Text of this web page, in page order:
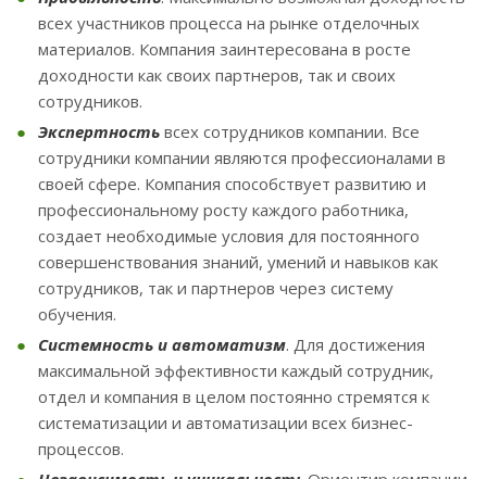
всех участников процесса на рынке отделочных
материалов. Компания заинтересована в росте
доходности как своих партнеров, так и своих
сотрудников.
Экспертность всех сотрудников компании. Все
сотрудники компании являются профессионалами в
своей сфере. Компания способствует развитию и
профессиональному росту каждого работника,
создает необходимые условия для постоянного
совершенствования знаний, умений и навыков как
сотрудников, так и партнеров через систему
обучения.
Системность и автоматизм. Для достижения
максимальной эффективности каждый сотрудник,
отдел и компания в целом постоянно стремятся к
систематизации и автоматизации всех бизнес-
процессов.